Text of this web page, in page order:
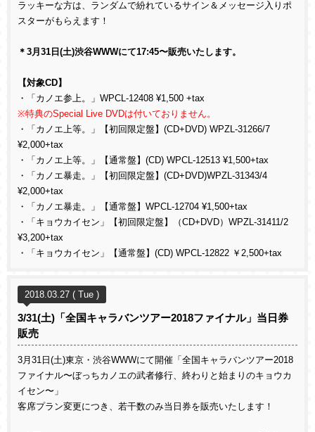
ラッキーな方は、ランダムで紛れているサイン＆メッセージ入りポ
スターがもらえます！
＊3月31日(土)渋谷WWWにて17:45〜販売いたします。
【対象CD】
・「カノエ参上。」WPCL-12408 ¥1,500 +tax
※特典のSpecial Live DVDは付いておりません。
・「カノエ上等。」【初回限定盤】(CD+DVD) WPZL-31266/7
¥2,000+tax
・「カノエ上等。」【通常盤】(CD) WPCL-12513 ¥1,500+tax
・「カノエ暴走。」【初回限定盤】(CD+DVD)WPZL-31343/4
¥2,000+tax
・「カノエ暴走。」【通常盤】WPCL-12704 ¥1,500+tax
・「キョウカイセン」【初回限定盤】（CD+DVD）WPZL-31411/2
¥3,200+tax
・「キョウカイセン」【通常盤】(CD) WPCL-12822 ￥2,500+tax
2018.03.27 ( Tue )
3/31(土)「全国キャラバンツアー2018ファイナル」当日券
販売
3月31日(土)東京・渋谷WWWにて開催「全国キャラバンツアー2018
ファイナル〜ぼっちカノエの武者修行、終わりと始まりのキョウカ
イセン〜」
客席プラン変更につき、若干数のみ当日券を販売いたします！